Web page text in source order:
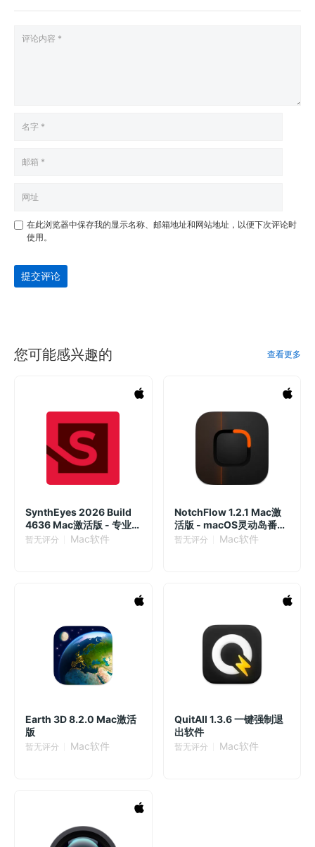
在此浏览器中保存我的显示名称、邮箱地址和网站地址，以便下次评论时
使用。
提交评论
您可能感兴趣的 查看更多
SynthEyes 2026 Build
4636 Mac激活版 - 专业
三维跟踪与相机反求工具
暂无评分 Mac软件
NotchFlow 1.2.1 Mac激
活版 - macOS灵动岛番茄
钟
暂无评分 Mac软件
Earth 3D 8.2.0 Mac激活
版
暂无评分 Mac软件
QuitAll 1.3.6 一键强制退
出软件
暂无评分 Mac软件